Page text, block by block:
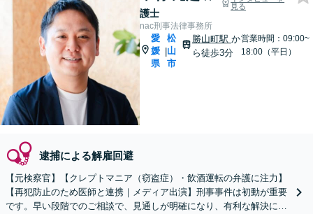
護士
見る
nac刑事法律事務所
愛
媛
県
|
松
山
市
勝山町駅 か
ら徒歩3分
営業時間：09:00~
18:00（平日）
逮捕による解雇回避
【元検察官】【クレプトマニア（窃盗症）・飲酒運転の弁護に注力】
【再犯防止のため医師と連携｜メディア出演】刑事事件は初動が重要
です。早い段階でのご相談で、見通しが明確になり、有利な解決に繋